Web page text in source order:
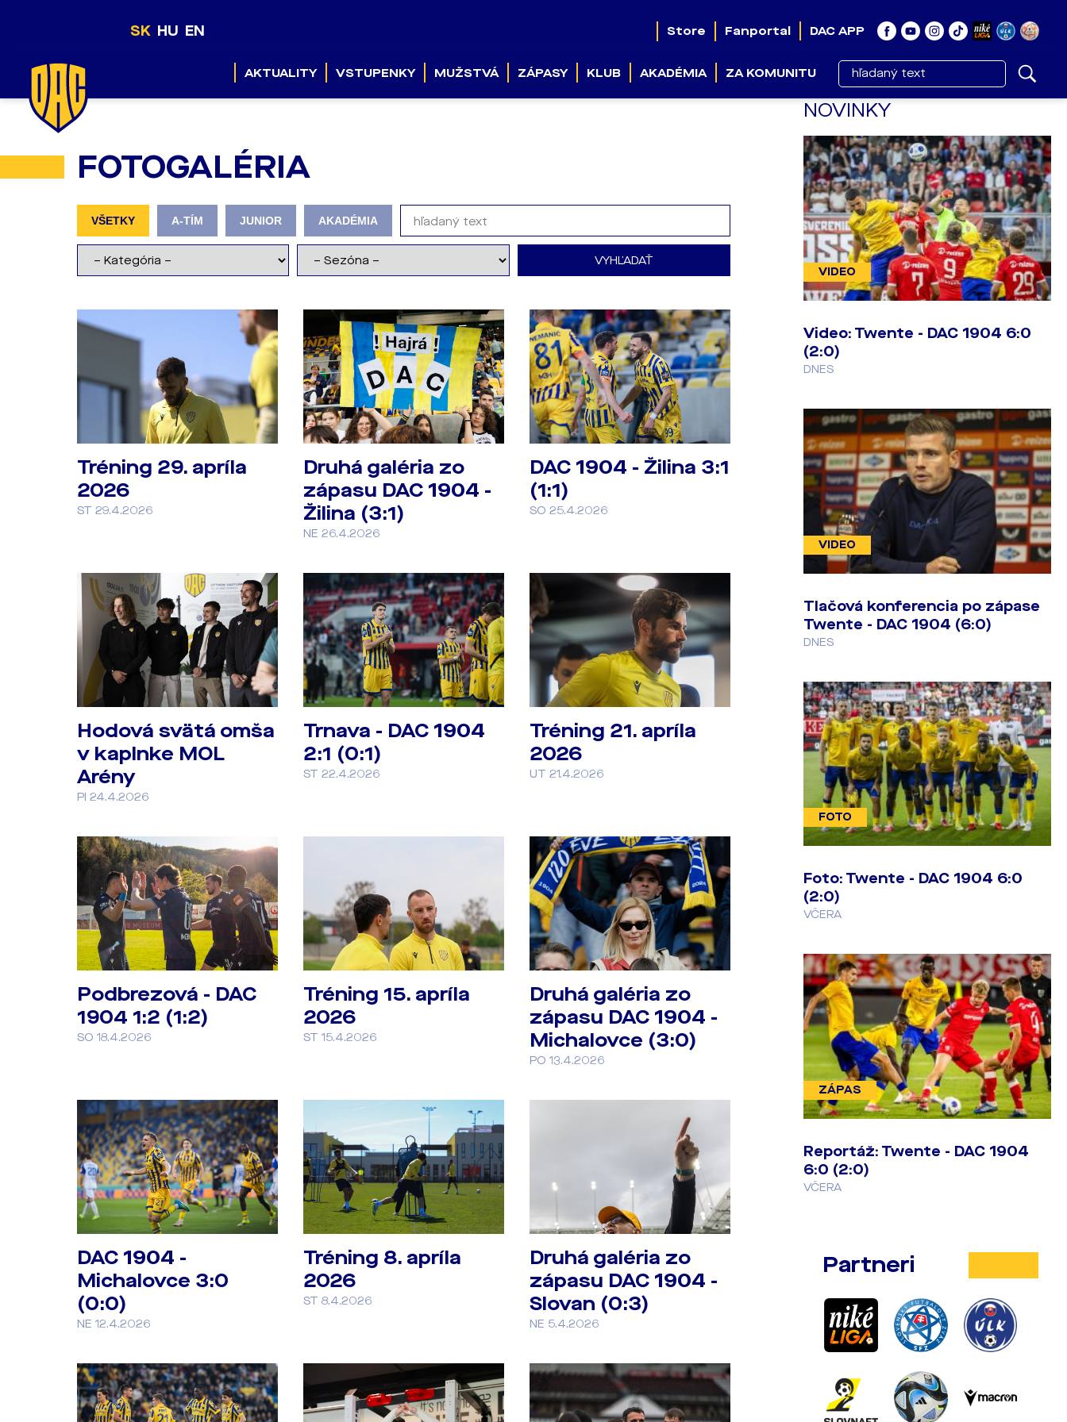
SK HU EN Store Fanportal DAC APP
AKTUALITY VSTUPENKY MUŽSTVÁ ZÁPASY KLUB AKADÉMIA ZA KOMUNITU
FOTOGALÉRIA
VŠETKY A-TÍM JUNIOR AKADÉMIA
VYHĽADAŤ
Tréning 29. apríla
2026
ST 29.4.2026
Druhá galéria zo
zápasu DAC 1904 -
Žilina (3:1)
NE 26.4.2026
DAC 1904 - Žilina 3:1
(1:1)
SO 25.4.2026
Hodová svätá omša
v kaplnke MOL
Arény
PI 24.4.2026
Trnava - DAC 1904
2:1 (0:1)
ST 22.4.2026
Tréning 21. apríla
2026
UT 21.4.2026
Podbrezová - DAC
1904 1:2 (1:2)
SO 18.4.2026
Tréning 15. apríla
2026
ST 15.4.2026
Druhá galéria zo
zápasu DAC 1904 -
Michalovce (3:0)
PO 13.4.2026
DAC 1904 -
Michalovce 3:0
(0:0)
NE 12.4.2026
Tréning 8. apríla
2026
ST 8.4.2026
Druhá galéria zo
zápasu DAC 1904 -
Slovan (0:3)
NE 5.4.2026
NOVINKY
VIDEO
Video: Twente - DAC 1904 6:0
(2:0)
DNES
VIDEO
Tlačová konferencia po zápase
Twente - DAC 1904 (6:0)
DNES
FOTO
Foto: Twente - DAC 1904 6:0
(2:0)
VČERA
ZÁPAS
Reportáž: Twente - DAC 1904
6:0 (2:0)
VČERA
Partneri